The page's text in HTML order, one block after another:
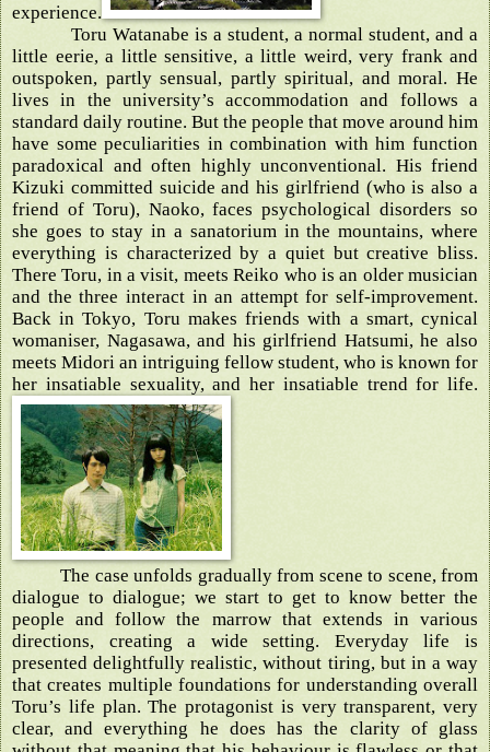
experience.
Toru Watanabe is a student, a normal student, and a
little eerie, a little sensitive, a little weird, very frank and
outspoken, partly sensual, partly spiritual, and moral. He
lives in the university’s accommodation and follows a
standard daily routine. But the people that move around him
have some peculiarities in combination with him function
paradoxical and often highly unconventional. His friend
Kizuki committed suicide and his girlfriend (who is also a
friend of Toru), Naoko, faces psychological disorders so
she goes to stay in a sanatorium in the mountains, where
everything is characterized by a quiet but creative bliss.
There Toru, in a visit, meets Reiko who is an older musician
and the three interact in an attempt for self-improvement.
Back in Tokyo, Toru makes friends with a smart, cynical
womaniser, Nagasawa, and his girlfriend Hatsumi, he also
meets Midori an intriguing fellow student, who is known for
her insatiable sexuality, and her insatiable trend for life.
The case unfolds gradually from scene to scene, from
dialogue to dialogue; we start to get to know better the
people and follow the marrow that extends in various
directions, creating a wide setting. Everyday life is
presented delightfully realistic, without tiring, but in a way
that creates multiple foundations for understanding overall
Toru’s life plan. The protagonist is very transparent, very
clear, and everything he does has the clarity of glass